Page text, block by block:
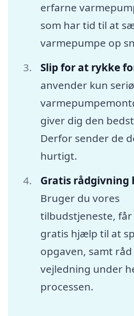
erfarne
som har tid til at
varmepumpe op
Slip for at rykke
anvender kun
giver dig den
Derfor sender de
hurtigt.
Gratis rådgivning
Bruger du vores
tilbudstjeneste,
gratis hjælp til at
opgaven, samt råd
vejledning under
processen.